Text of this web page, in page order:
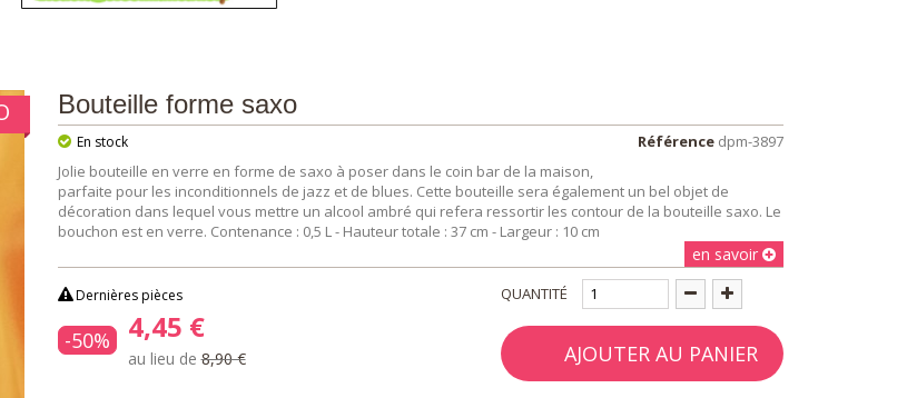
Bouteille forme saxo
Référence dpm-3897
En stock
Jolie bouteille en verre en forme de saxo à poser dans le coin bar de la maison,
parfaite pour les inconditionnels de jazz et de blues. Cette bouteille sera également un bel objet de
décoration dans lequel vous mettre un alcool ambré qui refera ressortir les contour de la bouteille saxo. Le
bouchon est en verre. Contenance : 0,5 L - Hauteur totale : 37 cm - Largeur : 10 cm
en savoir
Dernières pièces
-50% 4,45 €
au lieu de8,90 €
QUANTITÉ
AJOUTER AU PANIER